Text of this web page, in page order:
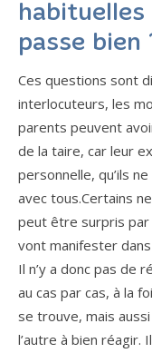
passe bien
Ces questions sont
interlocuteurs, les
parents peuvent
de la taire, car leur
personnelle, qu’ils
avec tous.Certains
peut être surpris par
vont manifester
Il n’y a donc pas de
au cas par cas, à la
se trouve, mais
l’autre à bien